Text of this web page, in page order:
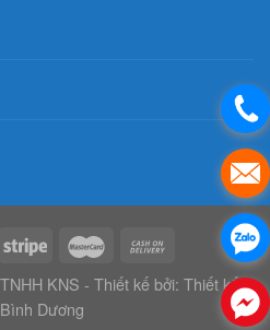
KNS - Thiết kế bởi: Thiết kế
Dương